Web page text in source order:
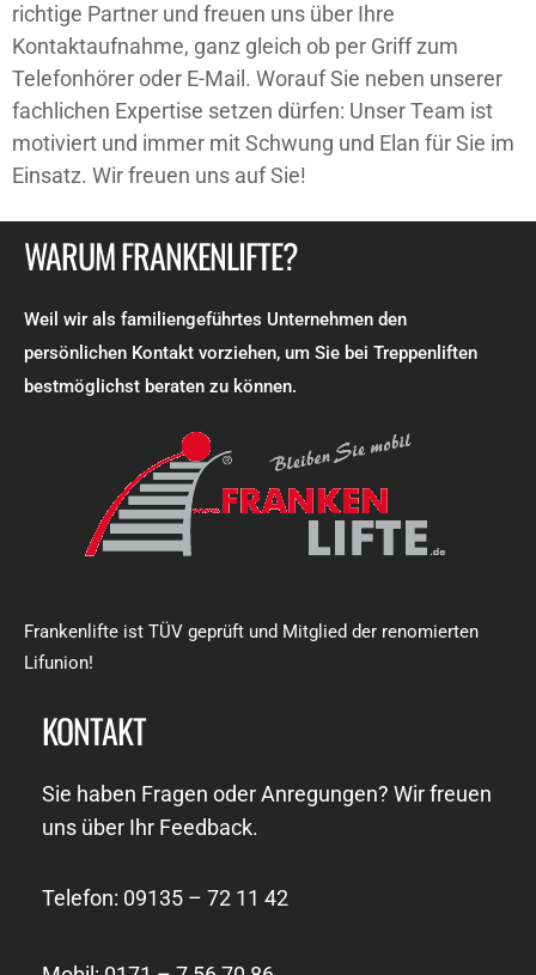
richtige Partner und freuen uns über Ihre
Kontaktaufnahme, ganz gleich ob per Griff zum
Telefonhörer oder E-Mail. Worauf Sie neben unserer
fachlichen Expertise setzen dürfen: Unser Team ist
motiviert und immer mit Schwung und Elan für Sie im
Einsatz. Wir freuen uns auf Sie!
WARUM FRANKENLIFTE?
Weil wir als familiengeführtes Unternehmen den
persönlichen Kontakt vorziehen, um Sie bei Treppenliften
bestmöglichst beraten zu können.
Frankenlifte ist TÜV geprüft und Mitglied der renomierten
Lifunion!
KONTAKT
Sie haben Fragen oder Anregungen? Wir freuen
uns über Ihr Feedback.
Telefon: 09135 – 72 11 42